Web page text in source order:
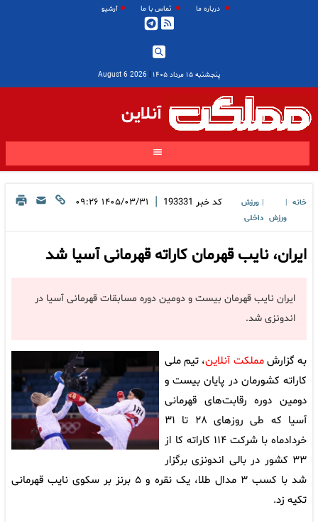
درباره ما تماس با ما آرشیو
پنجشنبه ۱۵ مرداد ۱۴۰۵ |
2026 August 6
آنلاین
خانه
ورزش
ورزش
داخلی
کد خبر 193331
| ۱۴۰۵/۰۳/۳۱ ۰۹:۲۶
ایران، نایب قهرمان کاراته قهرمانی آسیا شد
ایران نایب قهرمان بیست و دومین دوره مسابقات قهرمانی آسیا در
اندونزی شد.
به گزارشمملکت آنلاین، تیم ملی
کاراته کشورمان در پایان بیست و
دومین دوره رقابت‌های قهرمانی
آسیا که طی روزهای ۲۸ تا ۳۱
خردادماه با شرکت ۱۱۴ کاراته کا از
۳۳ کشور در بالی اندونزی برگزار
شد با کسب ۳ مدال طلا، یک نقره و ۵ برنز بر سکوی نایب قهرمانی
تکیه زد.